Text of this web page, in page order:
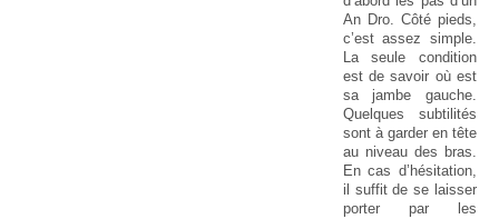
An Dro. Côté pieds,
c’est assez simple.
La seule condition
est de savoir où est
sa jambe gauche.
Quelques subtilités
sont à garder en tête
au niveau des bras.
En cas d’hésitation,
il suffit de se laisser
porter par les